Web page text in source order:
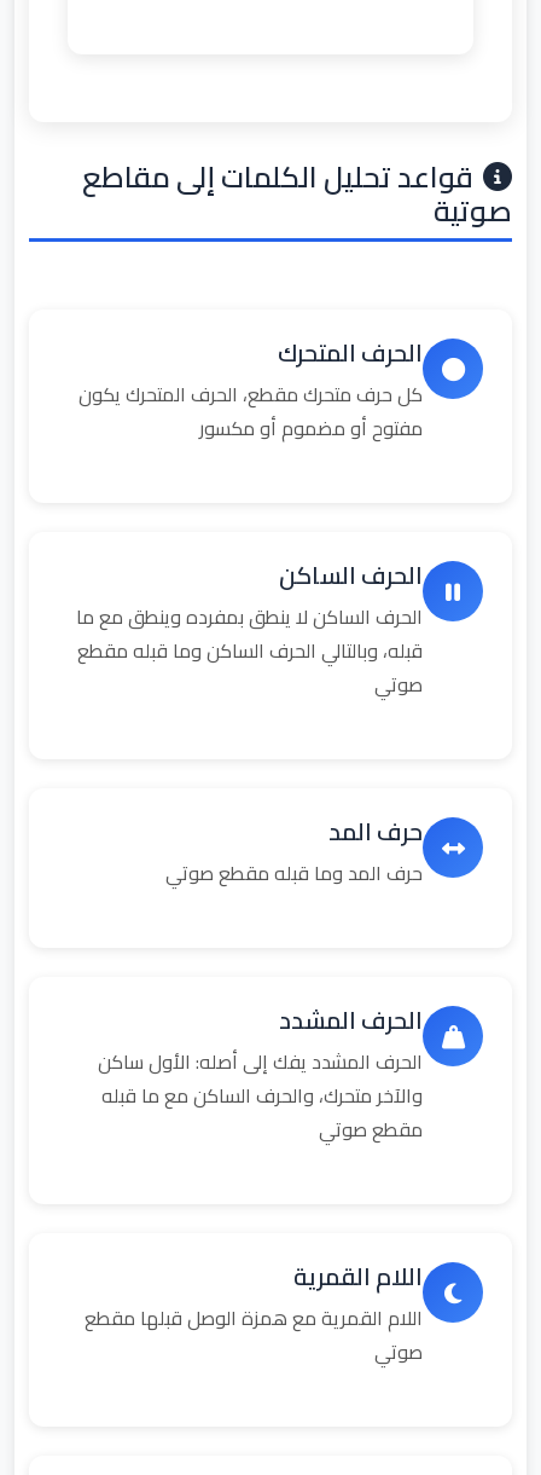
قواعد تحليل الكلمات إلى مقاطع
صوتية
الحرف المتحرك
كل حرف متحرك مقطع، الحرف المتحرك يكون
مفتوح أو مضموم أو مكسور
الحرف الساكن
الحرف الساكن لا ينطق بمفرده وينطق مع ما
قبله، وبالتالي الحرف الساكن وما قبله مقطع
صوتي
حرف المد
حرف المد وما قبله مقطع صوتي
الحرف المشدد
الحرف المشدد يفك إلى أصله: الأول ساكن
والآخر متحرك، والحرف الساكن مع ما قبله
مقطع صوتي
اللام القمرية
اللام القمرية مع همزة الوصل قبلها مقطع
صوتي